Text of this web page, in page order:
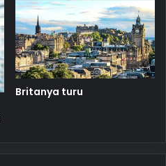
Britanya turu